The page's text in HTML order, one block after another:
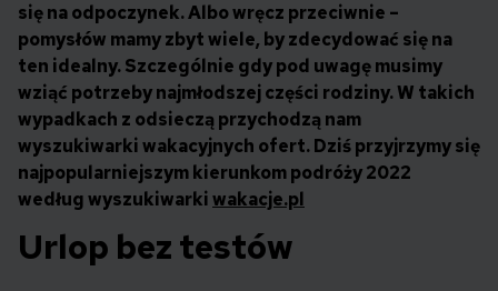
się na odpoczynek. Albo wręcz przeciwnie –
pomysłów mamy zbyt wiele, by zdecydować się na
ten idealny. Szczególnie gdy pod uwagę musimy
wziąć potrzeby najmłodszej części rodziny. W takich
wypadkach z odsieczą przychodzą nam
wyszukiwarki wakacyjnych ofert. Dziś przyjrzymy się
najpopularniejszym kierunkom podróży 2022
według wyszukiwarkiwakacje.pl
Urlop bez testów